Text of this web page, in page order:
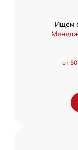
Ищем
от